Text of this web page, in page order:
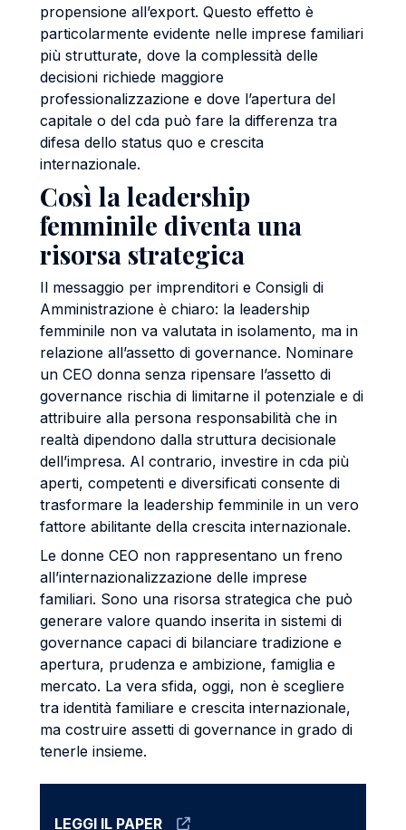
propensione all’export. Questo effetto è
particolarmente evidente nelle imprese familiari
più strutturate, dove la complessità delle
decisioni richiede maggiore
professionalizzazione e dove l’apertura del
capitale o del cda può fare la differenza tra
difesa dello status quo e crescita
internazionale.
Così la leadership
femminile diventa una
risorsa strategica
Il messaggio per imprenditori e Consigli di
Amministrazione è chiaro: la leadership
femminile non va valutata in isolamento, ma in
relazione all’assetto di governance. Nominare
un CEO donna senza ripensare l’assetto di
governance rischia di limitarne il potenziale e di
attribuire alla persona responsabilità che in
realtà dipendono dalla struttura decisionale
dell’impresa. Al contrario, investire in cda più
aperti, competenti e diversificati consente di
trasformare la leadership femminile in un vero
fattore abilitante della crescita internazionale.
Le donne CEO non rappresentano un freno
all’internazionalizzazione delle imprese
familiari. Sono una risorsa strategica che può
generare valore quando inserita in sistemi di
governance capaci di bilanciare tradizione e
apertura, prudenza e ambizione, famiglia e
mercato. La vera sfida, oggi, non è scegliere
tra identità familiare e crescita internazionale,
ma costruire assetti di governance in grado di
tenerle insieme.
LEGGI IL PAPER